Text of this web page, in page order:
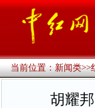
当前位置：新闻类>>
胡耀